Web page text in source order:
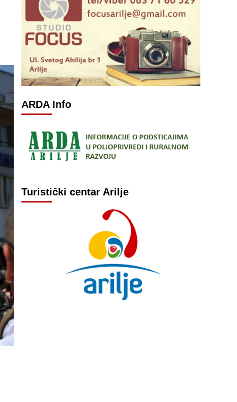
ARDA Info
Turistički centar Arilje